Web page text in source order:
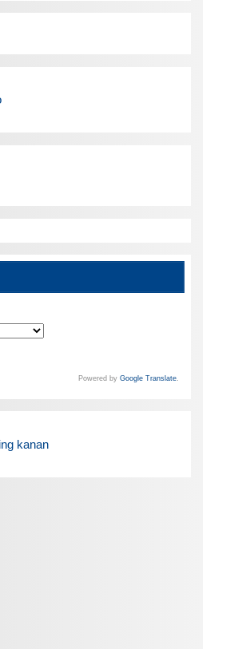
Powered by Google Translate.